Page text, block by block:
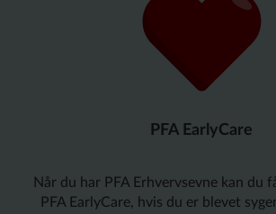
PFA EarlyCare
Når du har PFA Erhvervsevne kan du
PFA EarlyCare, hvis du er blevet